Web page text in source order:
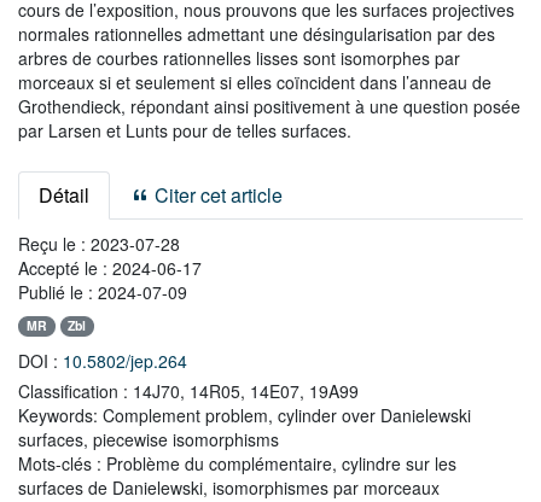
cours de l’exposition, nous prouvons que les surfaces projectives
normales rationnelles admettant une désingularisation par des
arbres de courbes rationnelles lisses sont isomorphes par
morceaux si et seulement si elles coïncident dans l’anneau de
Grothendieck, répondant ainsi positivement à une question posée
par Larsen et Lunts pour de telles surfaces.
Détail Citer cet article
Reçu le : 2023-07-28
Accepté le : 2024-06-17
Publié le : 2024-07-09
MR Zbl
DOI : 10.5802/jep.264
Classification : 14J70, 14R05, 14E07, 19A99
Keywords: Complement problem, cylinder over Danielewski
surfaces, piecewise isomorphisms
Mots-clés : Problème du complémentaire, cylindre sur les
surfaces de Danielewski, isomorphismes par morceaux